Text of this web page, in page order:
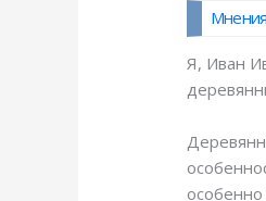
Я, Иван